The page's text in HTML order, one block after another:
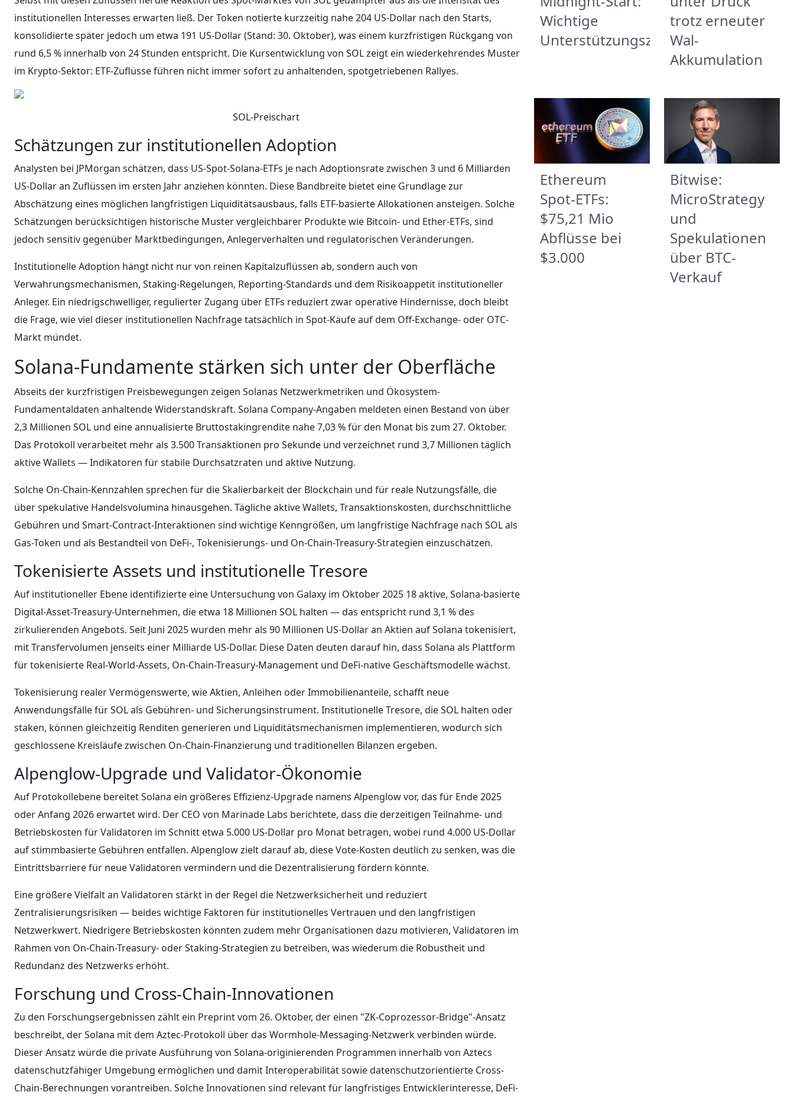
institutionellen Interesses erwarten ließ. Der Token notierte kurzzeitig nahe 204 US-Dollar nach den Starts,
konsolidierte später jedoch um etwa 191 US-Dollar (Stand: 30. Oktober), was einem kurzfristigen Rückgang von
rund 6,5 % innerhalb von 24 Stunden entspricht. Die Kursentwicklung von SOL zeigt ein wiederkehrendes Muster
im Krypto-Sektor: ETF-Zuflüsse führen nicht immer sofort zu anhaltenden, spotgetriebenen Rallyes.
SOL-Preischart
Schätzungen zur institutionellen Adoption
Analysten bei JPMorgan schätzen, dass US-Spot-Solana-ETFs je nach Adoptionsrate zwischen 3 und 6 Milliarden
US-Dollar an Zuflüssen im ersten Jahr anziehen könnten. Diese Bandbreite bietet eine Grundlage zur
Abschätzung eines möglichen langfristigen Liquiditätsausbaus, falls ETF-basierte Allokationen ansteigen. Solche
Schätzungen berücksichtigen historische Muster vergleichbarer Produkte wie Bitcoin- und Ether-ETFs, sind
jedoch sensitiv gegenüber Marktbedingungen, Anlegerverhalten und regulatorischen Veränderungen.
Institutionelle Adoption hängt nicht nur von reinen Kapitalzuflüssen ab, sondern auch von
Verwahrungsmechanismen, Staking-Regelungen, Reporting-Standards und dem Risikoappetit institutioneller
Anleger. Ein niedrigschwelliger, regulierter Zugang über ETFs reduziert zwar operative Hindernisse, doch bleibt
die Frage, wie viel dieser institutionellen Nachfrage tatsächlich in Spot-Käufe auf dem Off-Exchange- oder OTC-
Markt mündet.
Solana-Fundamente stärken sich unter der Oberfläche
Abseits der kurzfristigen Preisbewegungen zeigen Solanas Netzwerkmetriken und Ökosystem-
Fundamentaldaten anhaltende Widerstandskraft. Solana Company-Angaben meldeten einen Bestand von über
2,3 Millionen SOL und eine annualisierte Bruttostakingrendite nahe 7,03 % für den Monat bis zum 27. Oktober.
Das Protokoll verarbeitet mehr als 3.500 Transaktionen pro Sekunde und verzeichnet rund 3,7 Millionen täglich
aktive Wallets — Indikatoren für stabile Durchsatzraten und aktive Nutzung.
Solche On-Chain-Kennzahlen sprechen für die Skalierbarkeit der Blockchain und für reale Nutzungsfälle, die
über spekulative Handelsvolumina hinausgehen. Tägliche aktive Wallets, Transaktionskosten, durchschnittliche
Gebühren und Smart-Contract-Interaktionen sind wichtige Kenngrößen, um langfristige Nachfrage nach SOL als
Gas-Token und als Bestandteil von DeFi-, Tokenisierungs- und On-Chain-Treasury-Strategien einzuschätzen.
Tokenisierte Assets und institutionelle Tresore
Auf institutioneller Ebene identifizierte eine Untersuchung von Galaxy im Oktober 2025 18 aktive, Solana-basierte
Digital-Asset-Treasury-Unternehmen, die etwa 18 Millionen SOL halten — das entspricht rund 3,1 % des
zirkulierenden Angebots. Seit Juni 2025 wurden mehr als 90 Millionen US-Dollar an Aktien auf Solana tokenisiert,
mit Transfervolumen jenseits einer Milliarde US-Dollar. Diese Daten deuten darauf hin, dass Solana als Plattform
für tokenisierte Real-World-Assets, On-Chain-Treasury-Management und DeFi-native Geschäftsmodelle wächst.
Tokenisierung realer Vermögenswerte, wie Aktien, Anleihen oder Immobilienanteile, schafft neue
Anwendungsfälle für SOL als Gebühren- und Sicherungsinstrument. Institutionelle Tresore, die SOL halten oder
staken, können gleichzeitig Renditen generieren und Liquiditätsmechanismen implementieren, wodurch sich
geschlossene Kreisläufe zwischen On-Chain-Finanzierung und traditionellen Bilanzen ergeben.
Alpenglow-Upgrade und Validator-Ökonomie
Auf Protokollebene bereitet Solana ein größeres Effizienz-Upgrade namens Alpenglow vor, das für Ende 2025
oder Anfang 2026 erwartet wird. Der CEO von Marinade Labs berichtete, dass die derzeitigen Teilnahme- und
Betriebskosten für Validatoren im Schnitt etwa 5.000 US-Dollar pro Monat betragen, wobei rund 4.000 US-Dollar
auf stimmbasierte Gebühren entfallen. Alpenglow zielt darauf ab, diese Vote-Kosten deutlich zu senken, was die
Eintrittsbarriere für neue Validatoren vermindern und die Dezentralisierung fördern könnte.
Eine größere Vielfalt an Validatoren stärkt in der Regel die Netzwerksicherheit und reduziert
Zentralisierungsrisiken — beides wichtige Faktoren für institutionelles Vertrauen und den langfristigen
Netzwerkwert. Niedrigere Betriebskosten könnten zudem mehr Organisationen dazu motivieren, Validatoren im
Rahmen von On-Chain-Treasury- oder Staking-Strategien zu betreiben, was wiederum die Robustheit und
Redundanz des Netzwerks erhöht.
Forschung und Cross-Chain-Innovationen
Zu den Forschungsergebnissen zählt ein Preprint vom 26. Oktober, der einen "ZK-Coprozessor-Bridge"-Ansatz
beschreibt, der Solana mit dem Aztec-Protokoll über das Wormhole-Messaging-Netzwerk verbinden würde.
Dieser Ansatz würde die private Ausführung von Solana-originierenden Programmen innerhalb von Aztecs
datenschutzfähiger Umgebung ermöglichen und damit Interoperabilität sowie datenschutzorientierte Cross-
Chain-Berechnungen vorantreiben. Solche Innovationen sind relevant für langfristiges Entwicklerinteresse, DeFi-
Wichtige
Unterstützungszonen
trotz erneuter
Wal-
Akkumulation
Ethereum
Spot-ETFs:
$75,21 Mio
Abflüsse bei
$3.000
Bitwise:
MicroStrategy
und
Spekulationen
über BTC-
Verkauf